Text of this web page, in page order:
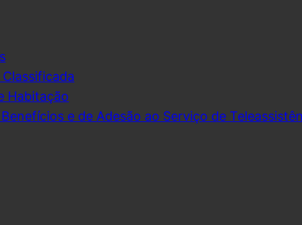
Habitação
e de Adesão ao Serviço de